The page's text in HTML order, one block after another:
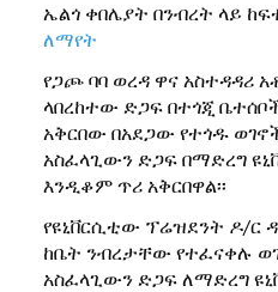
ኤልጎ ቀበሌያት በንብረት ላይ
ለማየት
የጋጮ ባባ ወረዳ ዋና አስተዳዳሪ
ላበረከተው ድጋፍ በተጎጂ
አቅርበው በአደጋው የተጎዱ
አስፈላጊውን ድጋፍ በማድረግ
እንዲቆም ጥሪ አቅርበዋል፡፡
የዩኒቨርሲቲው ፕሬዝደንት ዶ/ር
ከቤት ንብረታቸው የተፈናቀሉ
አስፈላጊውን ድጋፍ ለማድረግ